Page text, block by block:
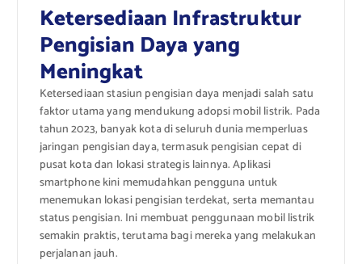
Ketersediaan Infrastruktur
Pengisian Daya yang
Meningkat
Ketersediaan stasiun pengisian daya menjadi salah satu
faktor utama yang mendukung adopsi mobil listrik. Pada
tahun 2023, banyak kota di seluruh dunia memperluas
jaringan pengisian daya, termasuk pengisian cepat di
pusat kota dan lokasi strategis lainnya. Aplikasi
smartphone kini memudahkan pengguna untuk
menemukan lokasi pengisian terdekat, serta memantau
status pengisian. Ini membuat penggunaan mobil listrik
semakin praktis, terutama bagi mereka yang melakukan
perjalanan jauh.